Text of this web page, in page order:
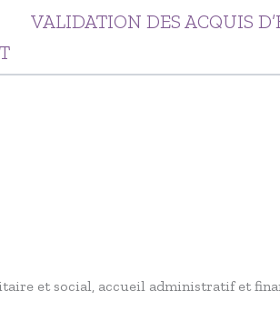
VALIDATION DES ACQUIS
et social, accueil administratif et